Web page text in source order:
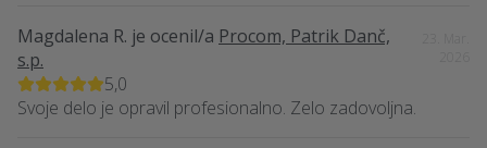
Magdalena R. je ocenil/a Procom, Patrik Danč,
s.p.
5,0
Svoje delo je opravil profesionalno. Zelo zadovoljna.